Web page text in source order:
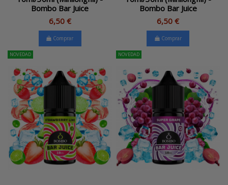
Bombo Bar Juice
6,50 €
Comprar
Bombo Bar Juice
6,50 €
Comprar
NOVEDAD NOVEDAD